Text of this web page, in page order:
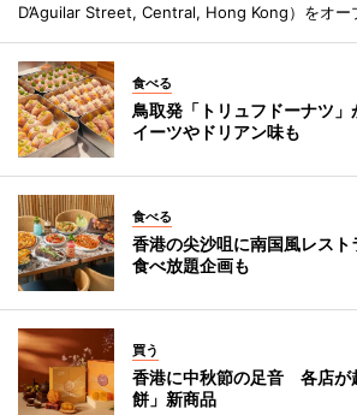
D’Aguilar Street, Central, Hong Kong）をオー
食べる
鳥取発「トリュフドーナツ
イーツやドリアン味も
食べる
香港の尖沙咀に南国風レス
食べ放題企画も
買う
香港に中秋節の足音 各店が
餅」新商品